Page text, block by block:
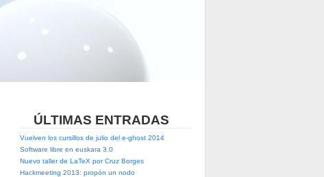
ÚLTIMAS ENTRADAS
Vuelven los cursillos de julio del e-ghost 2014
Software libre en euskara 3.0
Nuevo taller de LaTeX por Cruz Borges
Hackmeeting 2013: propón un nodo